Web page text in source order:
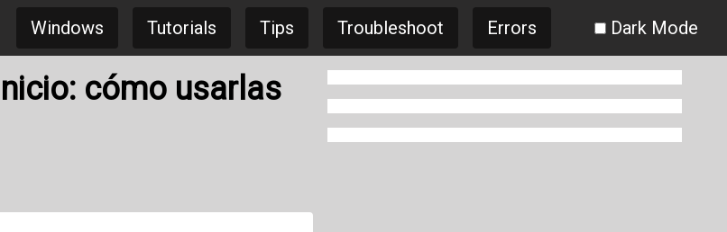
Windows Tutorials Tips Troubleshoot Errors Dark Mode
cómo usarlas